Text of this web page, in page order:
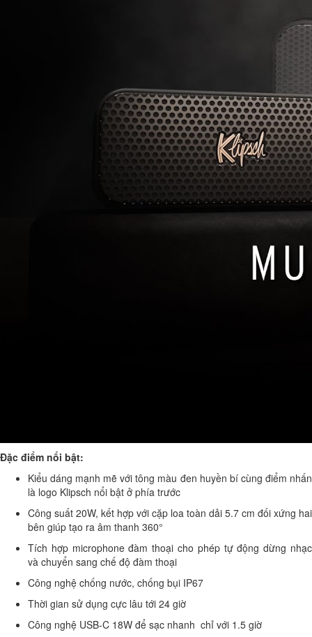
Đặc điểm nổi bật:
Kiểu dáng mạnh mẽ với tông màu đen huyền bí cùng điểm nhấn
là logo Klipsch nổi bật ở phía trước
Công suất 20W, kết hợp với cặp loa toàn dải 5.7 cm đối xứng hai
bên giúp tạo ra âm thanh 360°
Tích hợp microphone đàm thoại cho phép tự động dừng nhạc
và chuyển sang chế độ đàm thoại
Công nghệ chống nước, chống bụi IP67
Thời gian sử dụng cực lâu tới 24 giờ
Công nghệ USB-C 18W để sạc nhanh chỉ với 1.5 giờ